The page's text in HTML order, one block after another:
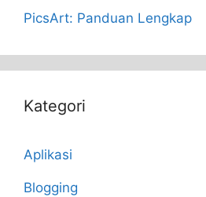
PicsArt: Panduan Lengkap
Kategori
Aplikasi
Blogging